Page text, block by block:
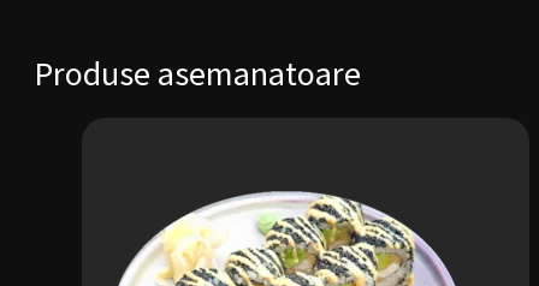
Produse asemanatoare